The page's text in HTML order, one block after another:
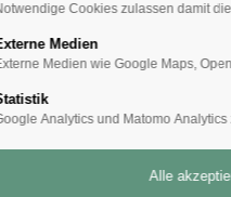
Cookies zulassen damit
Medien
Medien wie Google Maps,
Analytics und Matomo Analytics